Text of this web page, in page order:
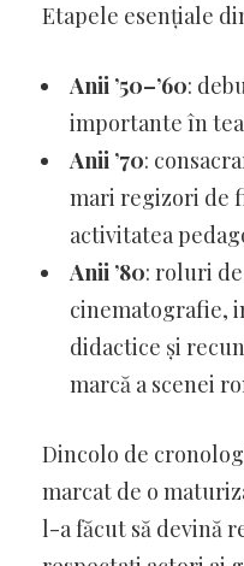
Etapele esențiale
Anii ’50–’60:
importante în
Anii ’70:
mari regizori de
activitatea
Anii ’80: roluri
cinematografie,
didactice și
marcă a scenei
Dincolo de
marcat de o
l-a făcut să devină